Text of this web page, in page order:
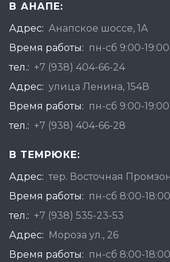
В АНАПЕ:
Адрес: Анапское шоссе, 1А
Время работы: пн-сб 9:00-
тел.: +7 (938) 404-66-24
Адрес: улица Ленина, 154В
Время работы: пн-сб 9:00-
тел.: +7 (938) 404-66-28
В ТЕМРЮКЕ:
Адрес: тер. Восточная
Время работы: пн-сб 8:00-
тел.: +7 (938) 535-23-53
Адрес: Мороза ул., 26
Время работы: пн-сб 8:00-